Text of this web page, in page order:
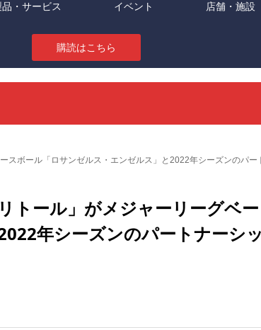
品・サービス イベント 店舗・施設
購読はこちら
スボール「ロサンゼルス・エンゼルス」と2022年シーズンのパ
トール」がメジャーリーグベー
年シーズンのパートナーシッ